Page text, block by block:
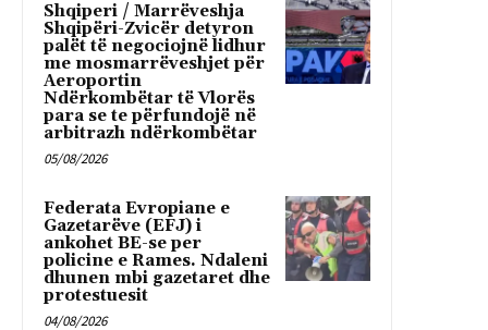
Shqiperi / Marrëveshja
Shqipëri-Zvicër detyron
palët të negociojnë lidhur
me mosmarrëveshjet për
Aeroportin
Ndërkombëtar të Vlorës
para se te përfundojë në
arbitrazh ndërkombëtar
05/08/2026
Federata Evropiane e
Gazetarëve (EFJ) i
ankohet BE-se per
policine e Rames. Ndaleni
dhunen mbi gazetaret dhe
protestuesit
04/08/2026